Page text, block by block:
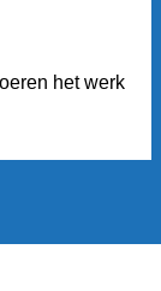
het werk